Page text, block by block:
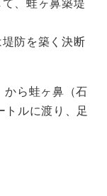
防を築く決断
から蛙ヶ鼻（石
ルに渡り、足